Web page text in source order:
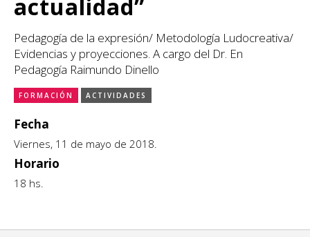
CCE en el interior/libros
Espacio itinerante de lectura infantil
Formación
Género y Diversidad
Infantil y Juvenil
Letras
Medio Ambiente
actualidad”
Pedagogía de la expresión/ Metodología Ludocreativa/
Evidencias y proyecciones. A cargo del Dr. En
Pedagogía Raimundo Dinello
FORMACIÓN ACTIVIDADES
Fecha
Viernes, 11 de mayo de 2018.
Horario
18 hs.